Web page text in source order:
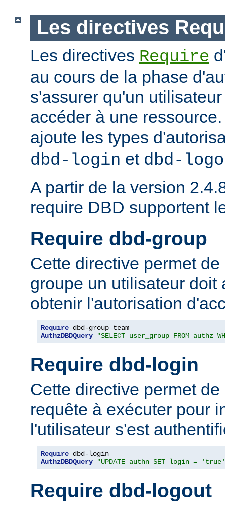
Les directives
Les directives Require
au cours de la phase
s'assurer qu'un
accéder à une
ajoute les types
dbd-login et dbd-
A partir de la version
require DBD supportent
Require dbd-group
Cette directive permet
groupe un utilisateur doit
obtenir l'autorisation
Require
AuthzDBDQuery
"SELECT user_group FROM authz
Require dbd-login
Cette directive permet
requête à exécuter pour
l'utilisateur s'est
Require
AuthzDBDQuery
"UPDATE authn SET login = 'true'
Require dbd-logout